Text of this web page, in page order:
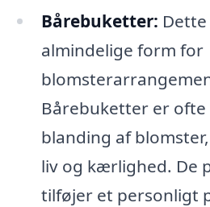
Bårebuketter:
almindelige form for
Bårebuketter er ofte
blanding af
liv og kærlighed. De
tilføjer et personligt